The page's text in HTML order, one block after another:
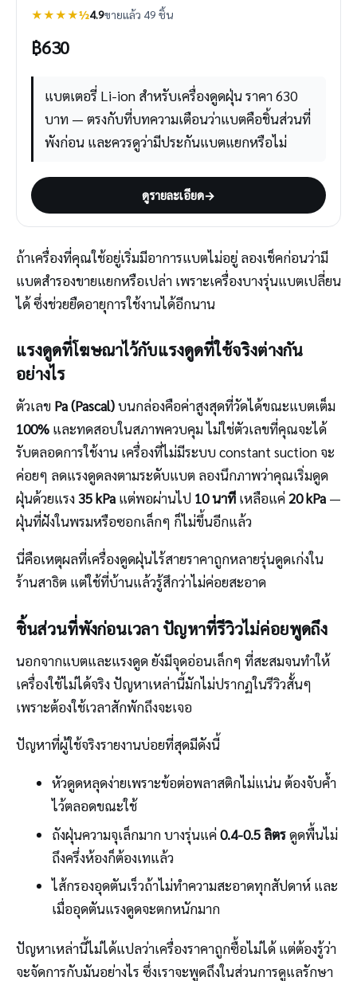
★★★★½4.9ขายแล้ว 49 ชิ้น
฿630
แบตเตอรี่ Li-ion สำหรับเครื่องดูดฝุ่น ราคา 630
บาท — ตรงกับที่บทความเตือนว่าแบตคือชิ้นส่วนที่
พังก่อน และควรดูว่ามีประกันแบตแยกหรือไม่
ดูรายละเอียด→
ถ้าเครื่องที่คุณใช้อยู่เริ่มมีอาการแบตไม่อยู่ ลองเช็คก่อนว่ามี
แบตสำรองขายแยกหรือเปล่า เพราะเครื่องบางรุ่นแบตเปลี่ยน
ได้ ซึ่งช่วยยืดอายุการใช้งานได้อีกนาน
แรงดูดที่โฆษณาไว้กับแรงดูดที่ใช้จริงต่างกัน
อย่างไร
ตัวเลข Pa (Pascal)บนกล่องคือค่าสูงสุดที่วัดได้ขณะแบตเต็ม
100% และทดสอบในสภาพควบคุม ไม่ใช่ตัวเลขที่คุณจะได้
รับตลอดการใช้งาน เครื่องที่ไม่มีระบบ constant suction จะ
ค่อยๆ ลดแรงดูดลงตามระดับแบต ลองนึกภาพว่าคุณเริ่มดูด
ฝุ่นด้วยแรง 35 kPa แต่พอผ่านไป 10 นาที เหลือแค่20 kPa —
ฝุ่นที่ฝังในพรมหรือซอกเล็กๆ ก็ไม่ขึ้นอีกแล้ว
นี่คือเหตุผลที่เครื่องดูดฝุ่นไร้สายราคาถูกหลายรุ่นดูดเก่งใน
ร้านสาธิต แต่ใช้ที่บ้านแล้วรู้สึกว่าไม่ค่อยสะอาด
ชิ้นส่วนที่พังก่อนเวลา ปัญหาที่รีวิวไม่ค่อยพูดถึง
นอกจากแบตและแรงดูด ยังมีจุดอ่อนเล็กๆ ที่สะสมจนทำให้
เครื่องใช้ไม่ได้จริง ปัญหาเหล่านี้มักไม่ปรากฏในรีวิวสั้นๆ
เพราะต้องใช้เวลาสักพักถึงจะเจอ
ปัญหาที่ผู้ใช้จริงรายงานบ่อยที่สุดมีดังนี้
หัวดูดหลุดง่ายเพราะข้อต่อพลาสติกไม่แน่น ต้องจับค้ำ
ไว้ตลอดขณะใช้
ถังฝุ่นความจุเล็กมาก บางรุ่นแค่0.4-0.5 ลิตรดูดพื้นไม่
ถึงครึ่งห้องก็ต้องเทแล้ว
ไส้กรองอุดตันเร็วถ้าไม่ทำความสะอาดทุกสัปดาห์ และ
เมื่ออุดตันแรงดูดจะตกหนักมาก
ปัญหาเหล่านี้ไม่ได้แปลว่าเครื่องราคาถูกซื้อไม่ได้ แต่ต้องรู้ว่า
จะจัดการกับมันอย่างไร ซึ่งเราจะพูดถึงในส่วนการดูแลรักษา